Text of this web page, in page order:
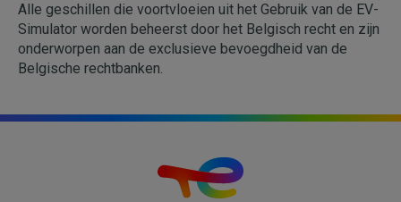
Alle geschillen die voortvloeien uit het Gebruik van de EV-
Simulator worden beheerst door het Belgisch recht en zijn
onderworpen aan de exclusieve bevoegdheid van de
Belgische rechtbanken.